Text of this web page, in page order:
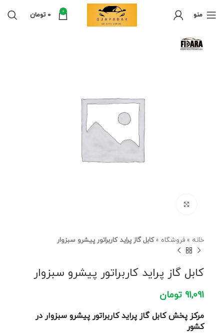
منو 0
0 تومان
خانه » فروشگاه »كابل گاز پرايد كاربراتور پیشرو سبزوار
كابل گاز پرايد كاربراتور پیشرو سبزوار
91,091 تومان
مرکز پخش كابل گاز پرايد كاربراتور پیشرو سبزوار در
کشور